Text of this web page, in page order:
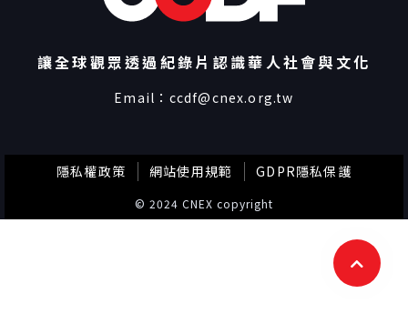
讓全球觀眾透過紀錄片認識華人社會與文化
Email： ccdf@cnex.org.tw
© 2024 CNEX copyright
隱私權政策 網站使用規範 GDPR隱私保護